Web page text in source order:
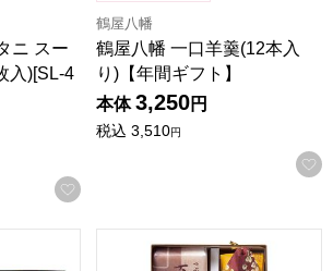
ニ スー
入)[SL-4
お気に入りに登録する
鶴屋八幡
鶴屋八幡 一口羊羹(12本入
り)【年間ギフト】
本体 3,250円
税込 3,510円
本入り)【年間ギフト】
鶴屋八幡 和菓子詰合せ(百楽